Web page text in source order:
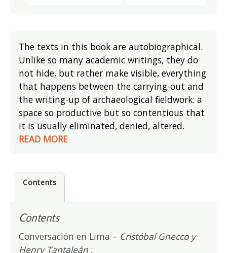
The texts in this book are autobiographical.
Unlike so many academic writings, they do
not hide, but rather make visible, everything
that happens between the carrying-out and
the writing-up of archaeological fieldwork: a
space so productive but so contentious that
it is usually eliminated, denied, altered.
READ MORE
Contents
Contents
Conversación en Lima – Cristóbal Gnecco y
Henry Tantaleán ;